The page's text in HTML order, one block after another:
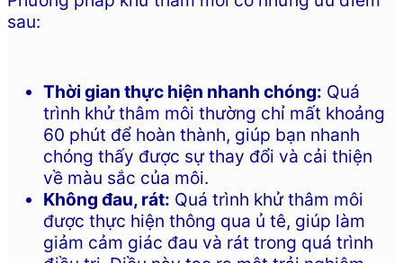
sau:
Thời gian thực hiện nhanh chóng: Quá
trình khử thâm môi thường chỉ mất khoảng
60 phút để hoàn thành, giúp bạn nhanh
chóng thấy được sự thay đổi và cải thiện
về màu sắc của môi.
Không đau, rát: Quá trình khử thâm môi
được thực hiện thông qua ủ tê, giúp làm
giảm cảm giác đau và rát trong quá trình